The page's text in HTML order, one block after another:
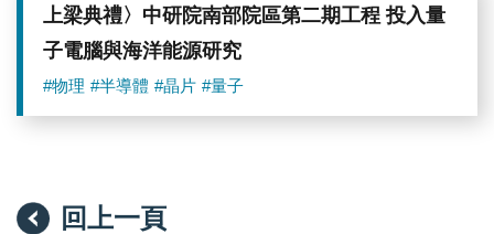
上梁典禮〉中研院南部院區第二期工程 投入量
子電腦與海洋能源研究
#物理 #半導體 #晶片 #量子
回上一頁